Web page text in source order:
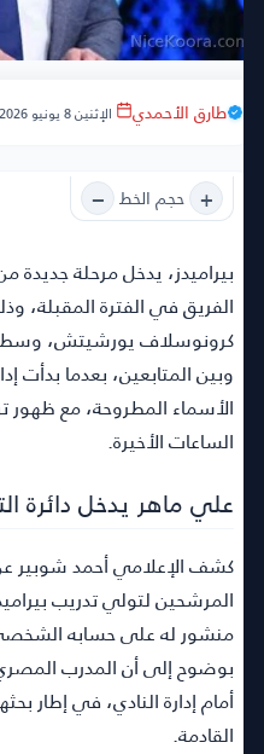
طارق الأحمدي الإثنين 8 يونيو 2026
+ حجم الخط −
بيراميدز، يدخل مرحلة جديدة
الفريق في الفترة المقبلة،
كرونوسلاف يورشيتش، وسط
وبين المتابعين، بعدما بدأت
الأسماء المطروحة، مع ظهور
الساعات الأخيرة.
علي ماهر يدخل دائرة
كشف الإعلامي أحمد شوبير
المرشحين لتولي تدريب
منشور له على حسابه
بوضوح إلى أن المدرب
أمام إدارة النادي، في إطار
القادمة.